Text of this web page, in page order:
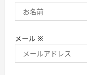
メール ※